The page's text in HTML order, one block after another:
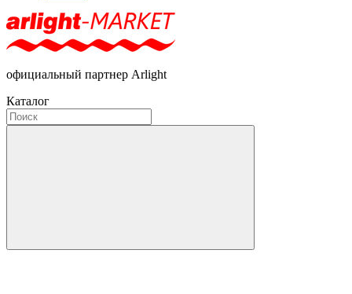
официальный партнер Arlight
Каталог